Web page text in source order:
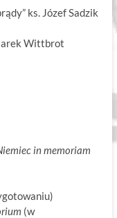
ks. Józef Sadzik
Wittbrot
in memoriam
(w